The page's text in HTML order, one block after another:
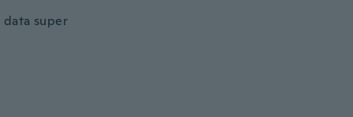
data super